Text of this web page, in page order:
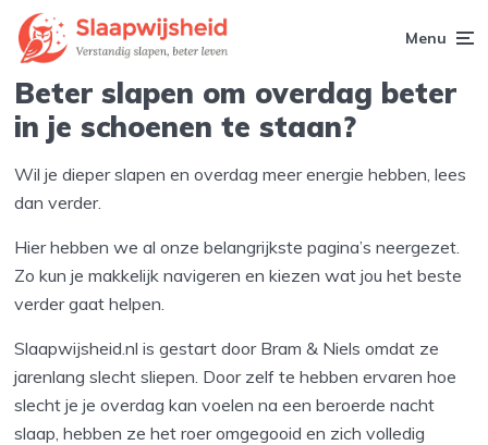
Menu
Beter slapen om overdag beter
in je schoenen te staan?
Wil je dieper slapen en overdag meer energie hebben, lees
dan verder.
Hier hebben we al onze belangrijkste pagina’s neergezet.
Zo kun je makkelijk navigeren en kiezen wat jou het beste
verder gaat helpen.
Slaapwijsheid.nl is gestart door Bram & Niels omdat ze
jarenlang slecht sliepen. Door zelf te hebben ervaren hoe
slecht je je overdag kan voelen na een beroerde nacht
slaap, hebben ze het roer omgegooid en zich volledig